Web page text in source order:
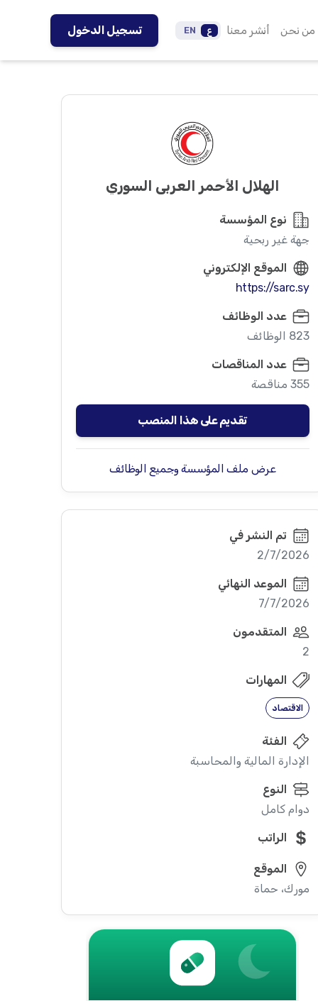
من نحن أنشر معنا ع EN تسجيل الدخول
الهلال الأحمر العربي السوري
نوع المؤسسة
جهة غير ربحية
الموقع الإلكتروني
https://sarc.sy
عدد الوظائف
823 الوظائف
عدد المناقصات
355 مناقصة
تقديم على هذا المنصب
عرض ملف المؤسسة وجميع الوظائف
تم النشر في
2/7/2026
الموعد النهائي
7/7/2026
المتقدمون
2
المهارات
الاقتصاد
الفئة
الإدارة المالية والمحاسبة
النوع
دوام كامل
الراتب
الموقع
مورك، حماة